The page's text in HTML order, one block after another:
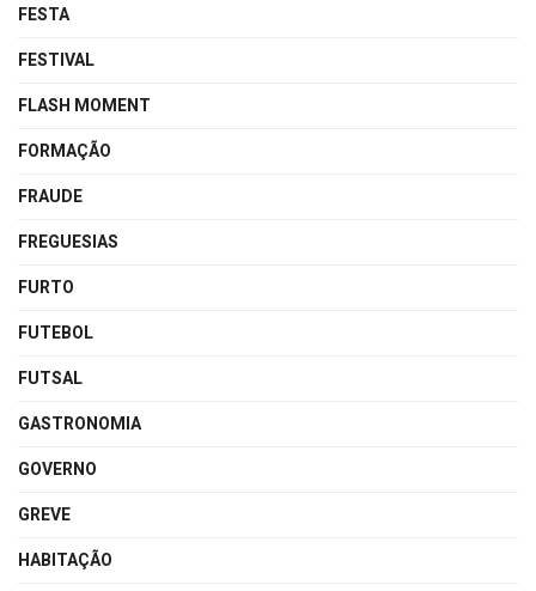
FESTA
FESTIVAL
FLASH MOMENT
FORMAÇÃO
FRAUDE
FREGUESIAS
FURTO
FUTEBOL
FUTSAL
GASTRONOMIA
GOVERNO
GREVE
HABITAÇÃO